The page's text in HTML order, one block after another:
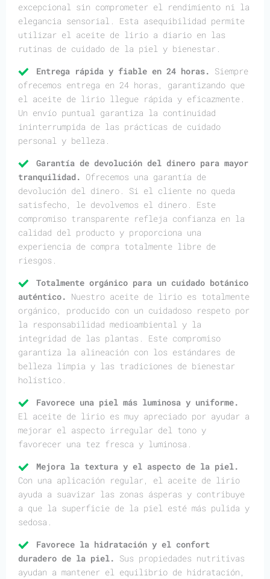
excepcional sin comprometer el rendimiento ni la
elegancia sensorial. Esta asequibilidad permite
utilizar el aceite de lirio a diario en las
rutinas de cuidado de la piel y bienestar.
Entrega rápida y fiable en 24 horas. Siempre
ofrecemos entrega en 24 horas, garantizando que
el aceite de lirio llegue rápida y eficazmente.
Un envío puntual garantiza la continuidad
ininterrumpida de las prácticas de cuidado
personal y belleza.
Garantía de devolución del dinero para mayor
tranquilidad. Ofrecemos una garantía de
devolución del dinero. Si el cliente no queda
satisfecho, le devolvemos el dinero. Este
compromiso transparente refleja confianza en la
calidad del producto y proporciona una
experiencia de compra totalmente libre de
riesgos.
Totalmente orgánico para un cuidado botánico
auténtico. Nuestro aceite de lirio es totalmente
orgánico, producido con un cuidadoso respeto por
la responsabilidad medioambiental y la
integridad de las plantas. Este compromiso
garantiza la alineación con los estándares de
belleza limpia y las tradiciones de bienestar
holístico.
Favorece una piel más luminosa y uniforme.
El aceite de lirio es muy apreciado por ayudar a
mejorar el aspecto irregular del tono y
favorecer una tez fresca y luminosa.
Mejora la textura y el aspecto de la piel.
Con una aplicación regular, el aceite de lirio
ayuda a suavizar las zonas ásperas y contribuye
a que la superficie de la piel esté más pulida y
sedosa.
Favorece la hidratación y el confort
duradero de la piel. Sus propiedades nutritivas
ayudan a mantener el equilibrio de hidratación,